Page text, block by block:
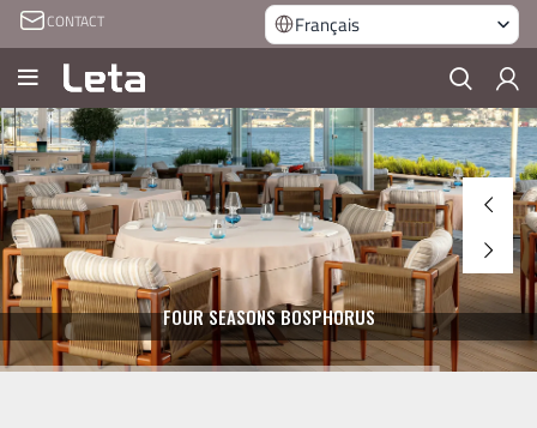
CONTACT Français
FOUR SEASONS BOSPHORUS